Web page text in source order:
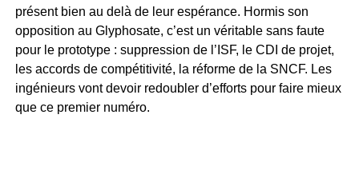
présent bien au delà de leur espérance. Hormis son
opposition au Glyphosate, c’est un véritable sans faute
pour le prototype : suppression de l’ISF, le CDI de projet,
les accords de compétitivité, la réforme de la SNCF. Les
ingénieurs vont devoir redoubler d’efforts pour faire mieux
que ce premier numéro.